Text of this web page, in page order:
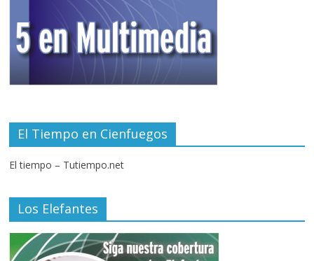
El Tiempo en Cienfuegos
El tiempo – Tutiempo.net
Los Elefantes